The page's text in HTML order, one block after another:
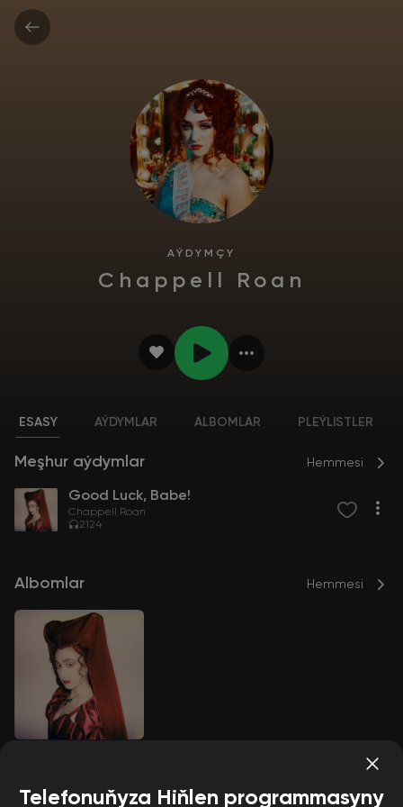
AÝDYMÇY
Chappell Roan
ESASY AÝDYMLAR ALBOMLAR PLEÝLISTLER
Meşhur aýdymlar Hemmesi
Good Luck, Babe!
Chappell Roan
2124
Albomlar Hemmesi
Telefonuňyza Hiňlen programmasyny